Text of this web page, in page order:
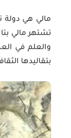
مالي هي دولة
تشتهر مالي
والعلم في
بتقاليدها